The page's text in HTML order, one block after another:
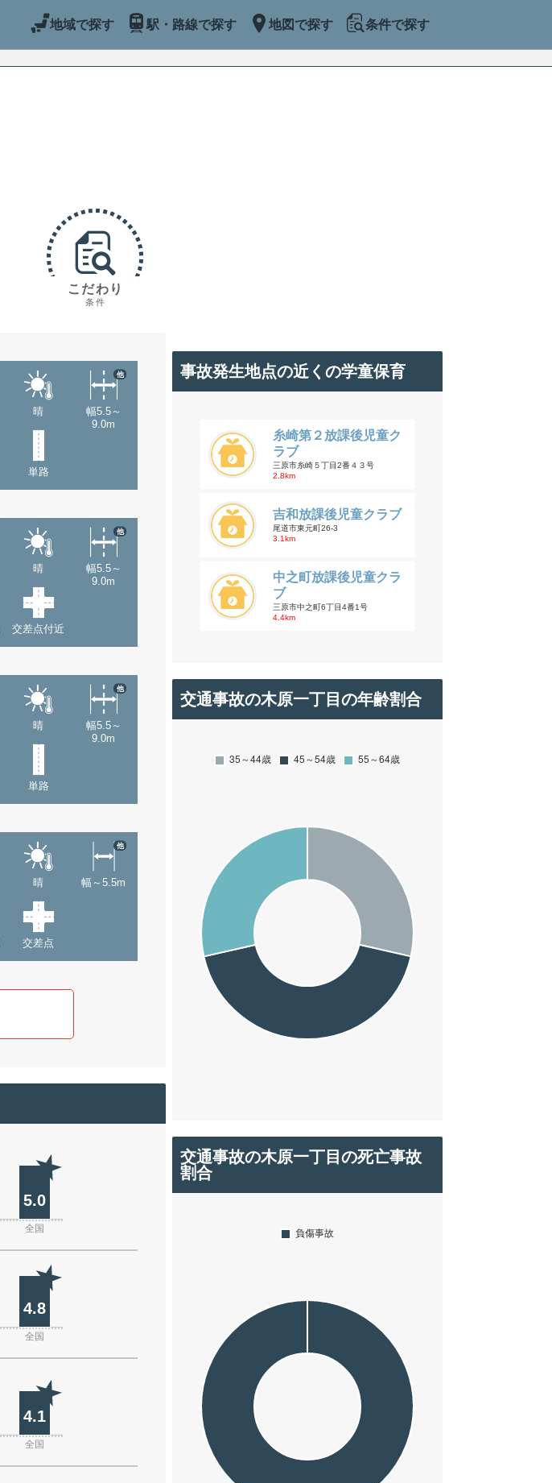
地域で探す 駅・路線で探す 地図で探す 条件で探す
こだわり
条件
晴
幅5.5～
9.0m
他
単路
晴
幅5.5～
9.0m
他
交差点付近
晴
幅5.5～
9.0m
他
単路
晴 幅～5.5m
他
交差点
5.0
全国
4.8
全国
4.1
全国
事故発生地点の近くの学童保育
糸崎第２放課後児童ク
ラブ
三原市糸崎５丁目2番４３号
2.8km
吉和放課後児童クラブ
尾道市東元町26-3
3.1km
中之町放課後児童クラ
ブ
三原市中之町6丁目4番1号
4.4km
交通事故の木原一丁目の年齢割合
交通事故の木原一丁目の死亡事故
割合